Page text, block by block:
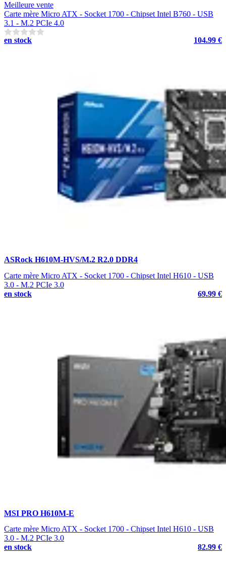
Meilleure vente
Carte mère Micro ATX - Socket 1700 - Chipset Intel B760 - USB
3.1 - M.2 PCIe 4.0
en stock
104.99 €
ASRock H610M-HVS/M.2 R2.0 DDR4
Carte mère Micro ATX - Socket 1700 - Chipset Intel H610 - USB
3.0 - M.2 PCIe 3.0
en stock
69.99 €
MSI PRO H610M-E
Carte mère Micro ATX - Socket 1700 - Chipset Intel H610 - USB
3.0 - M.2 PCIe 3.0
en stock
82.99 €